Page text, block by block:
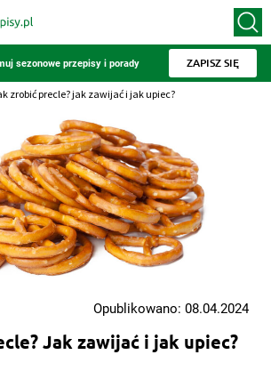
sezonowe przepisy i porady ZAPISZ SIĘ
zrobić precle? jak zawijać i jak upiec?
Jak zawijać i jak upiec?
Opublikowano: 08.04.2024